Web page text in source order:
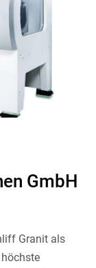
GmbH
Granit als